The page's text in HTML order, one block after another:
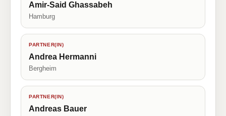
Amir-Said Ghassabeh
Hamburg
PARTNER(IN)
Andrea Hermanni
Bergheim
PARTNER(IN)
Andreas Bauer